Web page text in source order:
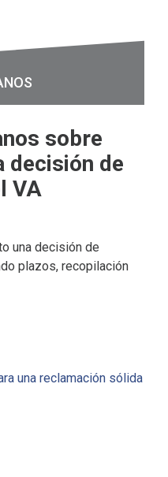
sobre
decisión de
VA
una decisión de
plazos, recopilación